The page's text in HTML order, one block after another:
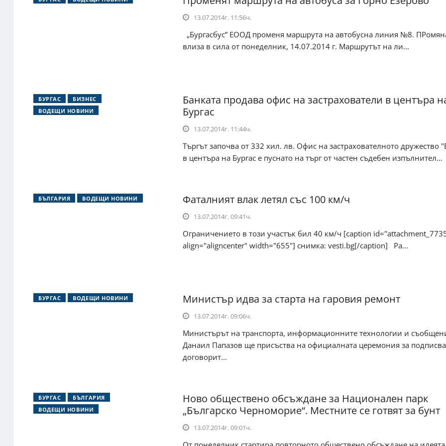
13.07.2014г. 11:56ч.
„Бургасбус” ЕООД променя маршрута на автобусна линия №8.
влиза в сила от понеделник, 14.07.2014 г. Маршрутът на ли...
БУРГАС
БИЗНЕС
ВОДЕЩИ НОВИНИ
Банката продава офис на застрахователи в центъра
Бургас
13.07.2014г. 11:44ч.
Търгът започва от 332 хил. лв. Офис на застрахователното дружество
в центъра на Бургас е пуснато на търг от частен съдебен изпълнител...
БЪЛГАРИЯ ВОДЕЩИ НОВИНИ Фаталният влак летял със 100 км/ч
13.07.2014г. 09:41ч.
Ограничението в този участък бил 40 км/ч [caption
align="aligncenter" width="655"] снимка: vesti.bg[/caption] Ра...
БУРГАС ВОДЕЩИ НОВИНИ Министър идва за старта на гаровия ремонт
13.07.2014г. 09:06ч.
Министърът на транспорта, информационните технологии и
Данаил Папазов ще присъства на официалната церемония за
договорит...
БУРГАС
БЪЛГАРИЯ
ВОДЕЩИ НОВИНИ
Ново обществено обсъждане за Национален парк
„Българско Черноморие“. Местните се готвят за бунт
13.07.2014г. 09:01ч.